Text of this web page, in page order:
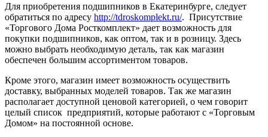
Для приобретения подшипников в Екатеринбурге, следует
обратиться по адресу http://tdroskomplekt.ru/. Присутствие
«Торгового Дома Росткомплект» дает возможность для
покупки подшипников, как оптом, так и в розницу. Здесь
можно выбрать необходимую деталь, так как магазин
обеспечен большим ассортиментом товаров.
Кроме этого, магазин имеет возможность осуществить
доставку, выбранных моделей товаров. Так же магазин
располагает доступной ценовой категорией, о чем говорит
целый список предприятий, которые работают с «Торговым
Домом» на постоянной основе.